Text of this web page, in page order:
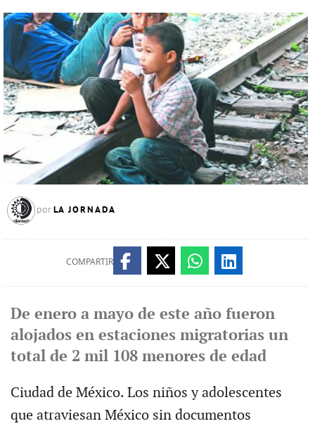
por LA JORNADA
COMPARTIR
De enero a mayo de este año fueron
alojados en estaciones migratorias un
total de 2 mil 108 menores de edad
Ciudad de México. Los niños y adolescentes
que atraviesan México sin documentos